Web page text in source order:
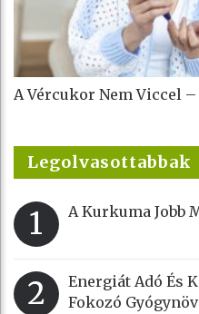
A Vércukor Nem Viccel –
Legolvasottabbak
1 A Kurkuma Jobb
2
Energiát Adó És
Fokozó